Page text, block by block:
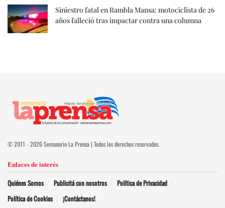
Siniestro fatal en Rambla Mansa: motociclista de 26
años falleció tras impactar contra una columna
© 2011 - 2026 Semanario La Prensa | Todos los derechos reservados.
Enlaces de interés
Quiénes Somos Publicitá con nosotros
Política de Privacidad
Política de Cookies
¡Contáctanos!